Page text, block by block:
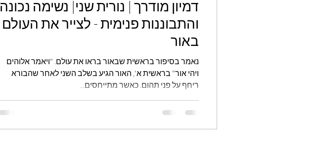
דמיון מודרך | נורית שני| נשימה נכונה
והתבוננות פנימית - לצייר את העולם
באור
נאמר בסיפור בראשית שבאור בראו את עולם. "ויאמר אלוהים
ויהי אור" בראשית א', האור הגיע בשלב השני לאחר שהבורא
ריחף על פני תהום. כאשר מתייחסים...